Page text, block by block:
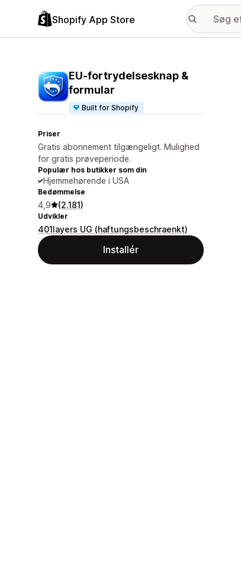
Shopify App Store
EU‑fortrydelsesknap &
formular
Built for Shopify
Priser
Gratis abonnement tilgængeligt. Mulighed
for gratis prøveperiode.
Populær hos butikker som din
Hjemmehørende i USA
Bedømmelse
4,9 (2.181)
Udvikler
401layers UG (haftungsbeschraenkt)
Installér